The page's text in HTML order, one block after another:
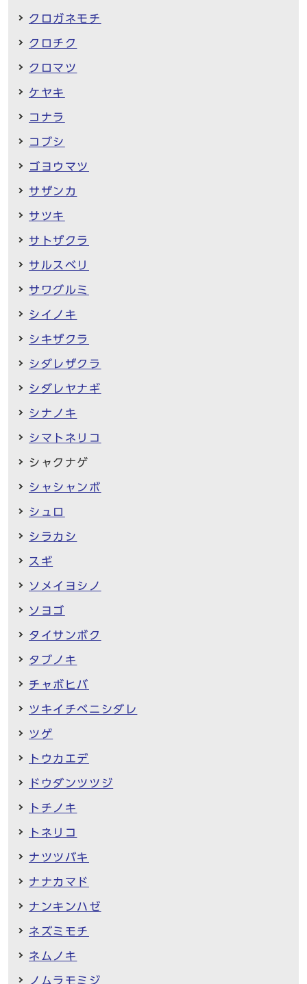
クロガネモチ
クロチク
クロマツ
ケヤキ
コナラ
コブシ
ゴヨウマツ
サザンカ
サツキ
サトザクラ
サルスベリ
サワグルミ
シイノキ
シキザクラ
シダレザクラ
シダレヤナギ
シナノキ
シマトネリコ
シャクナゲ
シャシャンボ
シュロ
シラカシ
スギ
ソメイヨシノ
ソヨゴ
タイサンボク
タブノキ
チャボヒバ
ツキイチベニシダレ
ツゲ
トウカエデ
ドウダンツツジ
トチノキ
トネリコ
ナツツバキ
ナナカマド
ナンキンハゼ
ネズミモチ
ネムノキ
ノムラモミジ